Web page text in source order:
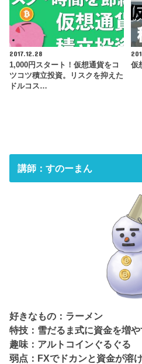
2017.12.28
1,000円スタート！仮想通貨をコ
ツコツ積立投資。リスクを抑えた
ドルコス…
仮
講師：すのーまん
好きなもの：ラーメン
特技：雪だるま式に資金を増
趣味：アルトコインぐるぐる
弱点：FXでドカンと資金が溶